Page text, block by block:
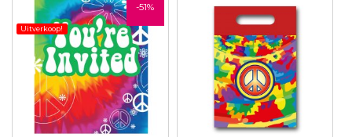
-51%
Uitverkoop!